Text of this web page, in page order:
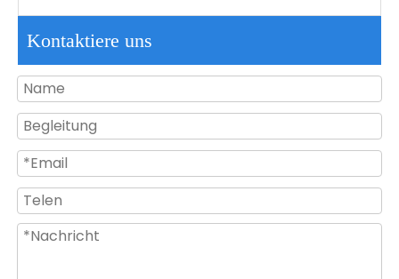
24W RGB-LED-Schwimmbadleuchte zur Wandmontage aus ABS-PC 18W mehrfarbige RGB-LED-Pool-Unterwasserbeleuchtung
Kontaktiere uns